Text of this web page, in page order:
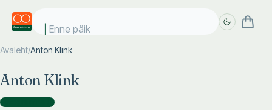
Enne päike
Avaleht/Anton Klink
Anton Klink
Fotograafina )